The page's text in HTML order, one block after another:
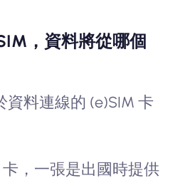
，資料將從哪個
資料連線的 (e)SIM 卡
，一張是出國時提供